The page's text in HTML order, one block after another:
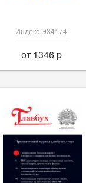
Индекс Э34174
от 1346 p